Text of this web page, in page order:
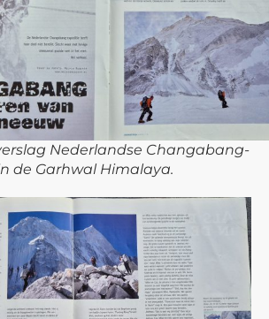
Nederlandse Changabang-
de Garhwal Himalaya.